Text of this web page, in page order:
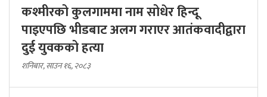
कश्मीरको कुलगाममा नाम सोधेर हिन्दू
पाइएपछि भीडबाट अलग गराएर आतंकवादीद्वारा
दुई युवकको हत्या
शनिबार, साउन १६, २०८३